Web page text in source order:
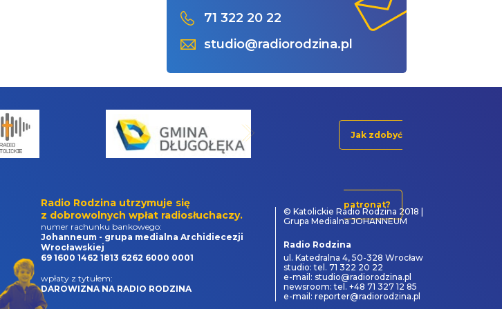
71 322 20 22
studio@radiorodzina.pl
Jak zdobyć
patronat?
Radio Rodzina utrzymuje się
z dobrowolnych wpłat radiosłuchaczy.
numer rachunku bankowego:
Johanneum - grupa medialna Archidiecezji
Wrocławskiej
69 1600 1462 1813 6262 6000 0001
wpłaty z tytułem:
DAROWIZNA NA RADIO RODZINA
© Katolickie Radio Rodzina 2018 |
Grupa Medialna JOHANNEUM
Radio Rodzina
ul. Katedralna 4, 50-328 Wrocław
studio: tel. 71 322 20 22
e-mail: studio@radiorodzina.pl
newsroom: tel. +48 71 327 12 85
e-mail: reporter@radiorodzina.pl